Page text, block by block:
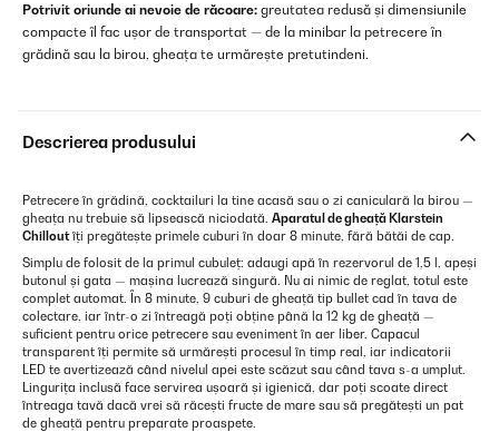
Potrivit oriunde ai nevoie de răcoare: greutatea redusă și dimensiunile
compacte îl fac ușor de transportat — de la minibar la petrecere în
grădină sau la birou, gheața te urmărește pretutindeni.
Descrierea produsului
Petrecere în grădină, cocktailuri la tine acasă sau o zi caniculară la birou —
gheața nu trebuie să lipsească niciodată. Aparatul de gheață Klarstein
Chilloutîți pregătește primele cuburi în doar 8 minute, fără bătăi de cap.
Simplu de folosit de la primul cubuleț: adaugi apă în rezervorul de 1,5 l, apeși
butonul și gata — mașina lucrează singură. Nu ai nimic de reglat, totul este
complet automat. În 8 minute, 9 cuburi de gheață tip bullet cad în tava de
colectare, iar într-o zi întreagă poți obține până la 12 kg de gheață —
suficient pentru orice petrecere sau eveniment în aer liber. Capacul
transparent îți permite să urmărești procesul în timp real, iar indicatorii
LED te avertizează când nivelul apei este scăzut sau când tava s-a umplut.
Lingurița inclusă face servirea ușoară și igienică, dar poți scoate direct
întreaga tavă dacă vrei să răcești fructe de mare sau să pregătești un pat
de gheață pentru preparate proaspete.